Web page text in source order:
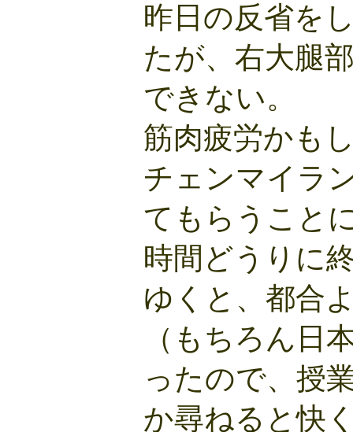
昨日の反省を
たが、右大腿
できない。
筋肉疲労かも
チェンマイラ
てもらうこと
時間どうりに
ゆくと、都合
（もちろん日
ったので、授
か尋ねると快